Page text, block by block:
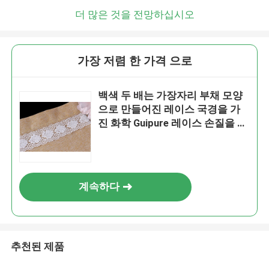
더 많은 것을 전망하십시오
가장 저렴 한 가격 으로
백색 두 배는 가장자리 부채 모양
으로 만들어진 레이스 국경을 가
진 화학 Guipure 레이스 손질을 물
계속하다
추천된 제품